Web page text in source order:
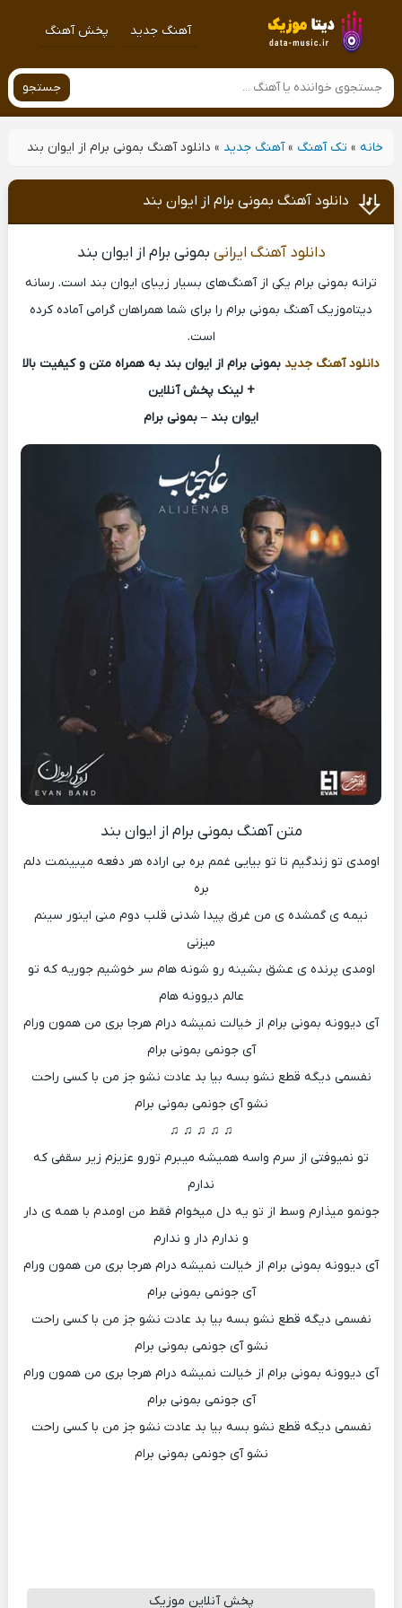
آهنگ جدید پخش آهنگ
جستجو
خانه» تک آهنگ »آهنگ جدید » دانلود آهنگ بمونی برام از ایوان بند
دانلود آهنگ بمونی برام از ایوان بند
دانلود آهنگ ایرانی بمونی برام از ایوان بند
ترانه بمونی برام یکی از آهنگ‌های بسیار زیبای ایوان بند است. رسانه
دیتاموزیک آهنگ بمونی برام را برای شما همراهان گرامی آماده کرده
است.
دانلود آهنگ جدید بمونی برام از ایوان بند به همراه متن و کیفیت بالا
+ لینک پخش آنلاین
ایوان بند – بمونی برام
متن آهنگ بمونی برام از ایوان بند
اومدی تو زندگیم تا تو بیایی غمم بره بی اراده هر دفعه میبینمت دلم
بره
نیمه ی گمشده ی من غرق پیدا شدنی قلب دوم منی اینور سینم
میزنی
اومدی پرنده ی عشق بشینه رو شونه هام سر خوشیم جوریه که تو
عالم دیوونه هام
آی دیوونه بمونی برام از خیالت نمیشه درام هرجا بری من همون ورام
آی جونمی بمونی برام
نفسمی دیگه قطع نشو بسه بیا بد عادت نشو جز من با کسی راحت
نشو آی جونمی بمونی برام
♫ ♫ ♫ ♫ ♫
تو نمیوفتی از سرم واسه همیشه میبرم تورو عزیزم زیر سقفی که
ندارم
جونمو میذارم وسط از تو یه دل میخوام فقط من اومدم با همه ی دار
و ندارم دار و ندارم
آی دیوونه بمونی برام از خیالت نمیشه درام هرجا بری من همون ورام
آی جونمی بمونی برام
نفسمی دیگه قطع نشو بسه بیا بد عادت نشو جز من با کسی راحت
نشو آی جونمی بمونی برام
آی دیوونه بمونی برام از خیالت نمیشه درام هرجا بری من همون ورام
آی جونمی بمونی برام
نفسمی دیگه قطع نشو بسه بیا بد عادت نشو جز من با کسی راحت
نشو آی جونمی بمونی برام
پخش آنلاین موزیک